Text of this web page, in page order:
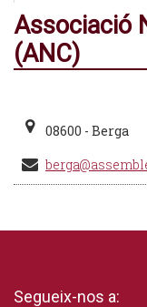
Associació
(ANC)
08600 - Berga
Segueix-nos a: